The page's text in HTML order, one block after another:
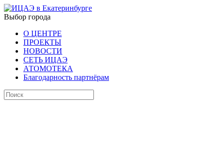
Выбор города
О ЦЕНТРЕ
ПРОЕКТЫ
НОВОСТИ
СЕТЬ ИЦАЭ
АТОМОТЕКА
Благодарность партнёрам